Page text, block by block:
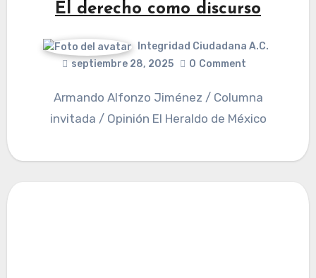
El derecho como discurso
Integridad Ciudadana A.C.
septiembre 28, 2025
0 Comment
Armando Alfonzo Jiménez / Columna
invitada / Opinión El Heraldo de México